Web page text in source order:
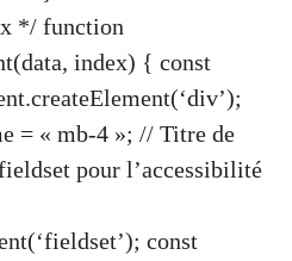
*/ function
index) { const
= « mb-4 »; // Titre de
pour l’accessibilité
const